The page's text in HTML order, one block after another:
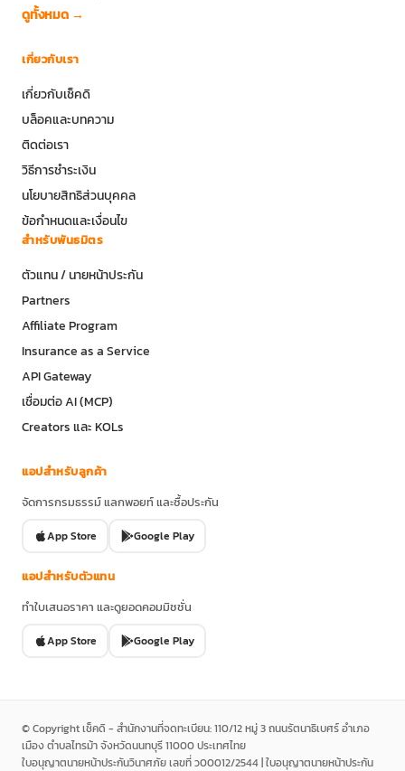
ดูทั้งหมด →
เกี่ยวกับเรา
เกี่ยวกับเช็คดิ
บล็อคและบทความ
ติดต่อเรา
วิธีการชำระเงิน
นโยบายสิทธิส่วนบุคคล
ข้อกำหนดและเงื่อนไข
สำหรับพันธมิตร
ตัวแทน / นายหน้าประกัน
Partners
Affiliate Program
Insurance as a Service
API Gateway
เชื่อมต่อ AI (MCP)
Creators และ KOLs
แอปสำหรับลูกค้า
จัดการกรมธรรม์ แลกพอยท์ และซื้อประกัน
App Store Google Play
แอปสำหรับตัวแทน
ทำใบเสนอราคา และดูยอดคอมมิชชั่น
App Store Google Play
© Copyright เช็คดิ - สำนักงานที่จดทะเบียน: 110/12 หมู่ 3 ถนนรัตนาธิเบศร์ อำเภอ
เมือง ตำบลไทรม้า จังหวัดนนทบุรี 11000 ประเทศไทย
ใบอนุญาตนายหน้าประกันวินาศภัย เลขที่ ว00012/2544 | ใบอนุญาตนายหน้าประกัน